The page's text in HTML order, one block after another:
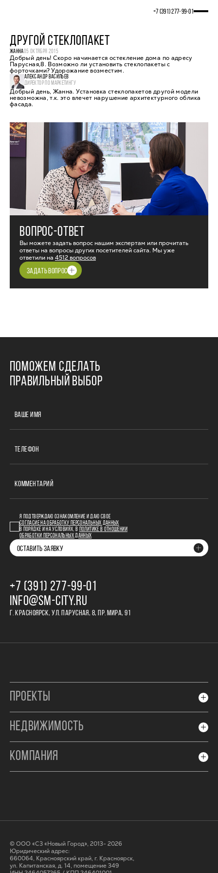
+7 (391) 277‒99‒01
ДРУГОЙ СТЕКЛОПАКЕТ
ЖАННА05 ОКТЯБРЯ 2015
Добрый день! Скоро начинается остекление дома по адресу
Парусная,8. Возможно ли установить стеклопакеты с
форточками? Удорожание возместим.
АЛЕКСАНДР ВАСИЛЬЕВ
ДИРЕКТОР ПО МАРКЕТИНГУ
Добрый день, Жанна. Установка стеклопакетов другой модели
невозможна, т.к. это влечет нарушение архитектурного облика
фасада.
ВОПРОС-ОТВЕТ
Вы можете задать вопрос нашим экспертам или прочитать
ответы на вопросы других посетителей сайта. Мы уже
ответили на 4512 вопросов
ЗАДАТЬ ВОПРОС
ПОМОЖЕМ СДЕЛАТЬ
ПРАВИЛЬНЫЙ ВЫБОР
ВАШЕ ИМЯ
ТЕЛЕФОН
КОММЕНТАРИЙ
Я ПОДТВЕРЖДАЮ ОЗНАКОМЛЕНИЕ И ДАЮ СВОЕ
СОГЛАСИЕ НА ОБРАБОТКУ ПЕРСОНАЛЬНЫХ ДАННЫХ
В ПОРЯДКЕ И НА УСЛОВИЯХ, В
ПОЛИТИКЕ В ОТНОШЕНИИ
ОБРАБОТКИ ПЕРСОНАЛЬНЫХ ДАННЫХ
ОСТАВИТЬ ЗАЯВКУ
+7 (391) 277‒99‒01
INFO@SM-CITY.RU
Г. КРАСНОЯРСК, УЛ. ПАРУСНАЯ, 8, ПР. МИРА, 91
ПРОЕКТЫ
НЕДВИЖИМОСТЬ
КОМПАНИЯ
© ООО «СЗ «Новый Город», 2013- 2026
Юридический адрес:
660064, Красноярский край, г. Красноярск,
ул. Капитанская, д. 14, помещение 349